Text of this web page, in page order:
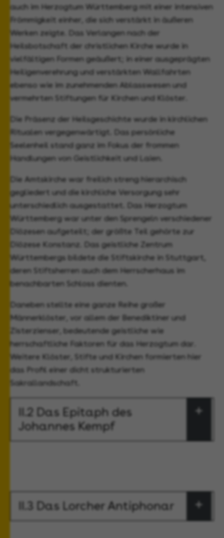
auch im Herzogtum Württemberg mit einer intensiven
Frömmigkeit einher, die sich verstärkt in äußeren
Werken zeigte. Das Verlangen nach der
Heilsbotschaft der christlichen Kirche wurde in
vielfältigen Formen geäußert; in einer ausgeprägten
Heiligenverehrung und verstärkten Wallfahrten
ebenso wie im zunehmenden Ablasswesen und
vermehrten Stiftungen für Kirchen und Klöster.
Die Präsenz der Heilsgeschichte wurde in kirchlichen
Ritualen vergegenwärtigt. Das persönliche
Seelenheil stand ganz im Fokus der frommen
Handlungen von Geistlichkeit und Laien.
Die Amtskirche war freilich streng hierarchisch
gegliedert und die kirchliche Versorgung sehr
unterschiedlich ausgestattet. Das Herzogtum
Württemberg war unter den Sprengeln verschiedener
Diözesen aufgeteilt; der größte Teil gehörte zur
Diözese Konstanz. Das geistliche Zentrum
Württembergs bildete die Stiftskirche in Stuttgart,
deren Stiftsherren auch dem Herrscherhaus im
benachbarten Schloss dienten.
Daneben stellte eine ganze Reihe großer
Männerklöster, vor allem der Benediktiner und
Zisterzienser, bedeutende geistliche wie
herrschaftliche Faktoren für das Herzogtum dar.
Weitere Klöster, Stifte und Kirchen formierten hier
das Profil einer dicht strukturierten
Sakrallandschaft.
II.2 Das Epitaph des
Johannes Kempf
II.3 Das Lorcher Antiphonar